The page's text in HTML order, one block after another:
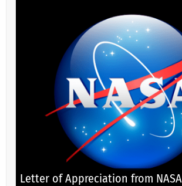
Letter of Appreciation from NASA